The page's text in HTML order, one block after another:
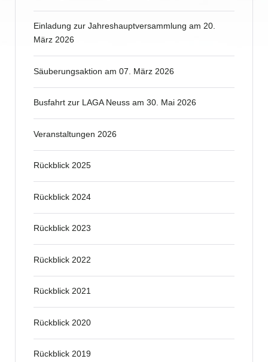
Einladung zur Jahreshauptversammlung am 20.
März 2026
Säuberungsaktion am 07. März 2026
Busfahrt zur LAGA Neuss am 30. Mai 2026
Veranstaltungen 2026
Rückblick 2025
Rückblick 2024
Rückblick 2023
Rückblick 2022
Rückblick 2021
Rückblick 2020
Rückblick 2019